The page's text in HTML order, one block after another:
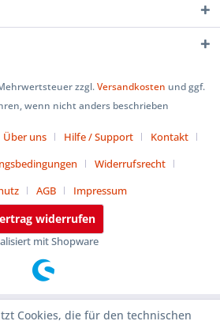
zzgl.Versandkosten und ggf.
wenn nicht anders beschrieben
Über uns Hilfe / Support
Kontakt
Widerrufsrecht
AGB Impressum
widerrufen
mit Shopware
Cookies, die für den technischen